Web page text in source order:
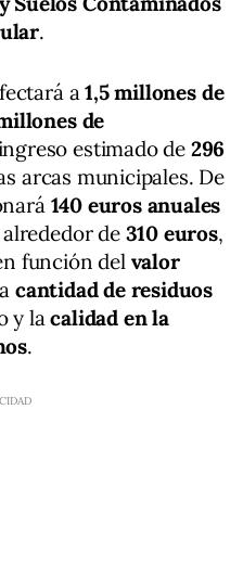
.
a1,5 millones de
de
estimado de 296
arcas municipales. De
140 euros anuales
de 310 euros,
función del valor
cantidad de residuos
y lacalidad en la
.